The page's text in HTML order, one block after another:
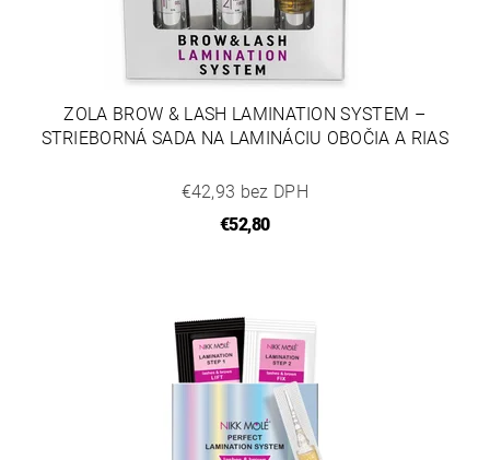
ZOLA BROW & LASH LAMINATION SYSTEM –
STRIEBORNÁ SADA NA LAMINÁCIU OBOČIA A RIAS
€42,93 bez DPH
€52,80